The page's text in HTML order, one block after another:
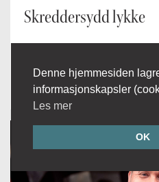
Skreddersydd lykke
– Det å jobbe med
men en livsstil. Det er noe
Steffen Westbye...
Denne hjemmesiden
informasjonskapsler
Les mer
OK